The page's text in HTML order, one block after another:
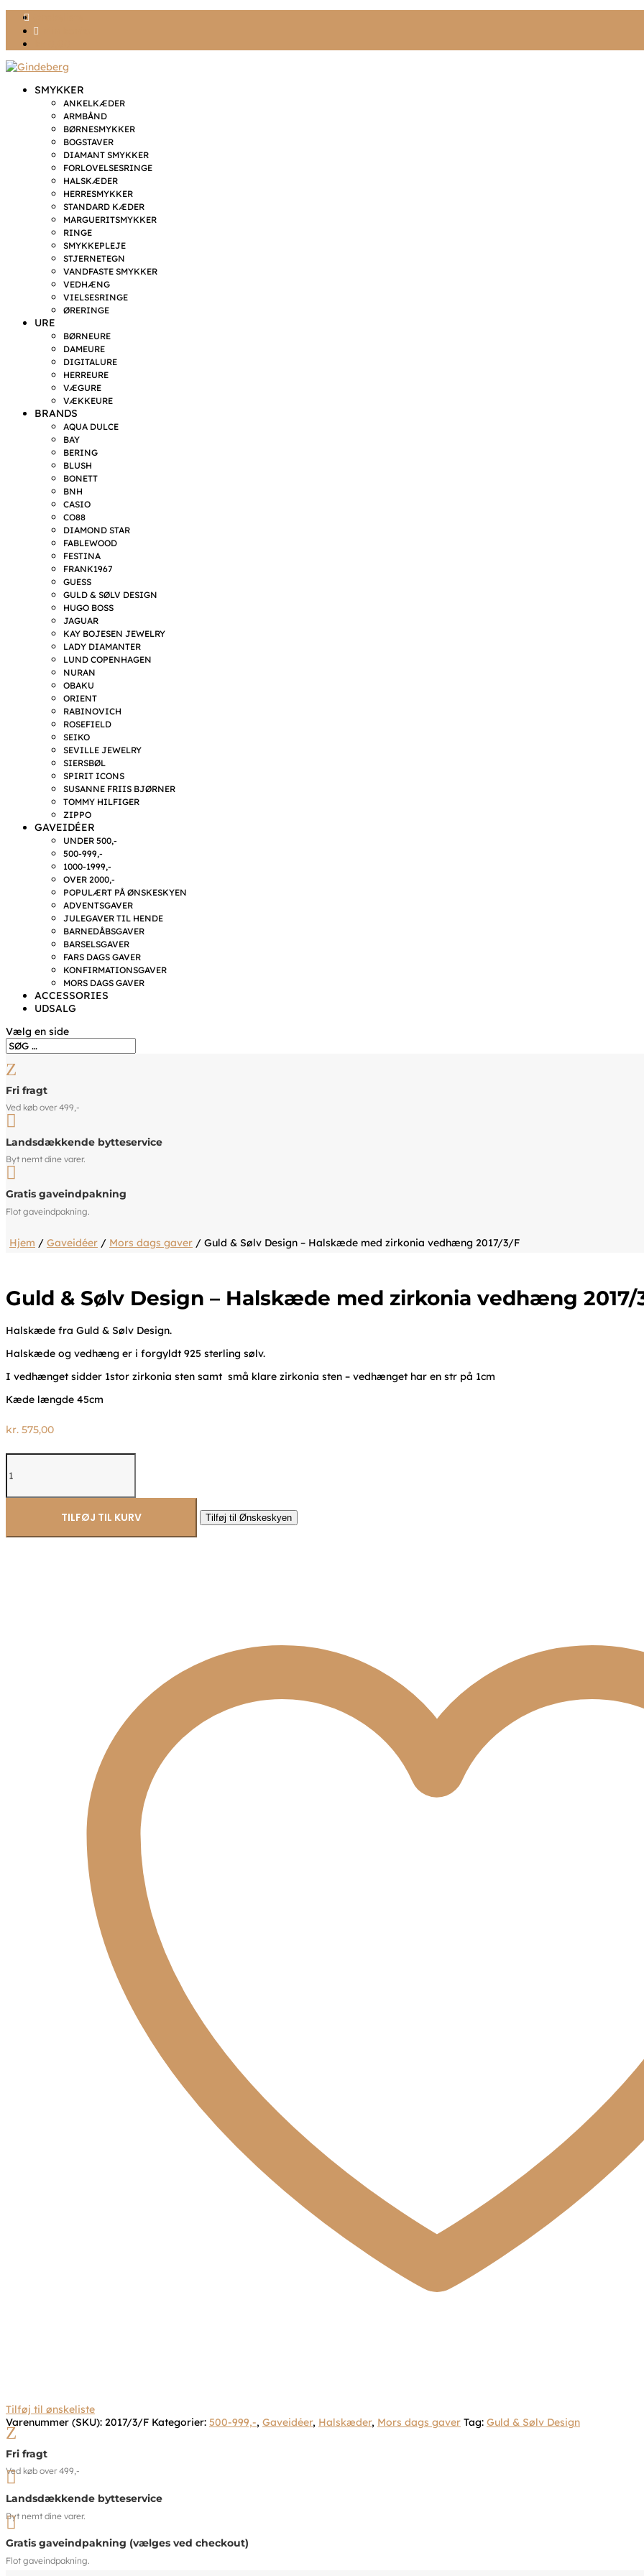
SMYKKER
ANKELKÆDER
ARMBÅND
BØRNESMYKKER
BOGSTAVER
DIAMANT SMYKKER
FORLOVELSESRINGE
HALSKÆDER
HERRESMYKKER
STANDARD KÆDER
MARGUERITSMYKKER
RINGE
SMYKKEPLEJE
STJERNETEGN
VANDFASTE SMYKKER
VEDHÆNG
VIELSESRINGE
ØRERINGE
URE
BØRNEURE
DAMEURE
DIGITALURE
HERREURE
VÆGURE
VÆKKEURE
BRANDS
AQUA DULCE
BAY
BERING
BLUSH
BONETT
BNH
CASIO
CO88
DIAMOND STAR
FABLEWOOD
FESTINA
FRANK1967
GUESS
GULD & SØLV DESIGN
HUGO BOSS
JAGUAR
KAY BOJESEN JEWELRY
LADY DIAMANTER
LUND COPENHAGEN
NURAN
OBAKU
ORIENT
RABINOVICH
ROSEFIELD
SEIKO
SEVILLE JEWELRY
SIERSBØL
SPIRIT ICONS
SUSANNE FRIIS BJØRNER
TOMMY HILFIGER
ZIPPO
GAVEIDÉER
UNDER 500,-
500-999,-
1000-1999,-
OVER 2000,-
POPULÆRT PÅ ØNSKESKYEN
ADVENTSGAVER
JULEGAVER TIL HENDE
BARNEDÅBSGAVER
BARSELSGAVER
FARS DAGS GAVER
KONFIRMATIONSGAVER
MORS DAGS GAVER
ACCESSORIES
UDSALG
Vælg en side
Z
Fri fragt
Ved køb over 499,-

Landsdækkende bytteservice
Byt nemt dine varer.

Gratis gaveindpakning
Flot gaveindpakning.
Hjem / Gaveidéer / Mors dags gaver / Guld & Sølv Design – Halskæde med zirkonia vedhæng 2017/3/F
Guld & Sølv Design – Halskæde med zirkonia vedhæng 2017/
Halskæde fra Guld & Sølv Design.
Halskæde og vedhæng er i forgyldt 925 sterling sølv.
I vedhænget sidder 1stor zirkonia sten samt små klare zirkonia sten – vedhænget har en str på 1cm
Kæde længde 45cm
kr. 575,00
Guld
&
Design
med
TILFØJ TIL KURV Tilføj til Ønskeskyen
Tilføj til ønskeliste
Varenummer (SKU): 2017/3/F Kategorier: 500-999,-, Gaveidéer, Halskæder, Mors dags gaver Tag: Guld & Sølv Design
Z
Fri fragt
Ved køb over 499,-

Landsdækkende bytteservice
Byt nemt dine varer.

Gratis gaveindpakning (vælges ved checkout)
Flot gaveindpakning.